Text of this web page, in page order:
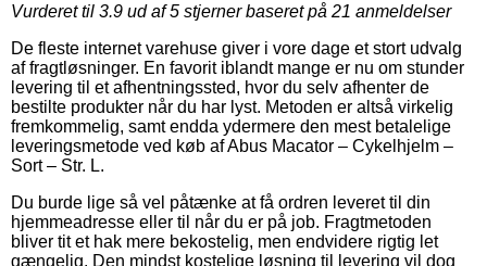
Vurderet til 3.9 ud af 5 stjerner baseret på 21 anmeldelser
De fleste internet varehuse giver i vore dage et stort udvalg
af fragtløsninger. En favorit iblandt mange er nu om stunder
levering til et afhentningssted, hvor du selv afhenter de
bestilte produkter når du har lyst. Metoden er altså virkelig
fremkommelig, samt endda ydermere den mest betalelige
leveringsmetode ved køb af Abus Macator – Cykelhjelm –
Sort – Str. L.
Du burde lige så vel påtænke at få ordren leveret til din
hjemmeadresse eller til når du er på job. Fragtmetoden
bliver tit et hak mere bekostelig, men endvidere rigtig let
gængelig. Den mindst kostelige løsning til levering vil dog